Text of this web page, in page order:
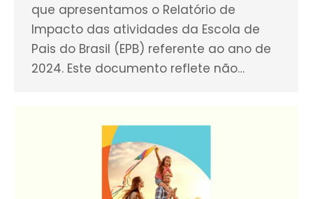
que apresentamos o Relatório de
Impacto das atividades da Escola de
Pais do Brasil (EPB) referente ao ano de
2024. Este documento reflete não…